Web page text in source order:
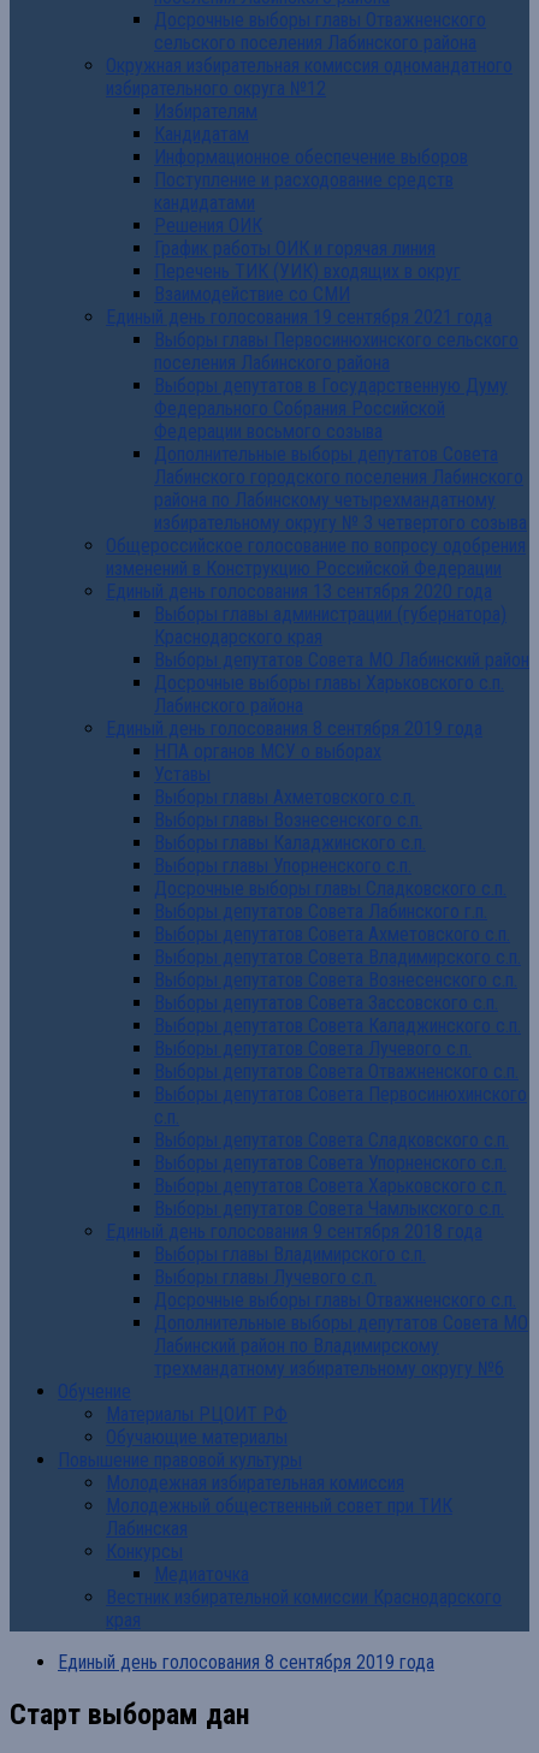
Досрочные выборы главы Отважненского
сельского поселения Лабинского района
Окружная избирательная комиссия одномандатного
избирательного округа №12
Избирателям
Кандидатам
Информационное обеспечение выборов
Поступление и расходование средств
кандидатами
Решения ОИК
График работы ОИК и горячая линия
Перечень ТИК (УИК) входящих в округ
Взаимодействие со СМИ
Единый день голосования 19 сентября 2021 года
Выборы главы Первосинюхинского сельского
поселения Лабинского района
Выборы депутатов в Государственную Думу
Федерального Собрания Российской
Федерации восьмого созыва
Дополнительные выборы депутатов Совета
Лабинского городского поселения Лабинского
района по Лабинскому четырехмандатному
избирательному округу № 3 четвертого созыва
Общероссийское голосование по вопросу одобрения
изменений в Конструкцию Российской Федерации
Единый день голосования 13 сентября 2020 года
Выборы главы администрации (губернатора)
Краснодарского края
Выборы депутатов Совета МО Лабинский район
Досрочные выборы главы Харьковского с.п.
Лабинского района
Единый день голосования 8 сентября 2019 года
НПА органов МСУ о выборах
Уставы
Выборы главы Ахметовского с.п.
Выборы главы Вознесенского с.п.
Выборы главы Каладжинского с.п.
Выборы главы Упорненского с.п.
Досрочные выборы главы Сладковского с.п.
Выборы депутатов Совета Лабинского г.п.
Выборы депутатов Совета Ахметовского с.п.
Выборы депутатов Совета Владимирского с.п.
Выборы депутатов Совета Вознесенского с.п.
Выборы депутатов Совета Зассовского с.п.
Выборы депутатов Совета Каладжинского с.п.
Выборы депутатов Совета Лучевого с.п.
Выборы депутатов Совета Отважненского с.п.
Выборы депутатов Совета Первосинюхинского
с.п.
Выборы депутатов Совета Сладковского с.п.
Выборы депутатов Совета Упорненского с.п.
Выборы депутатов Совета Харьковского с.п.
Выборы депутатов Совета Чамлыкского с.п.
Единый день голосования 9 сентября 2018 года
Выборы главы Владимирского с.п.
Выборы главы Лучевого с.п.
Досрочные выборы главы Отважненского с.п.
Дополнительные выборы депутатов Совета МО
Лабинский район по Владимирскому
трехмандатному избирательному округу №6
Обучение
Материалы РЦОИТ РФ
Обучающие материалы
Повышение правовой культуры
Молодежная избирательная комиссия
Молодежный общественный совет при ТИК
Лабинская
Конкурсы
Медиаточка
Вестник избирательной комиссии Краснодарского
края
Единый день голосования 8 сентября 2019 года
Старт выборам дан